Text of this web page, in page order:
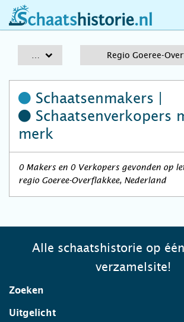
schaatshistorie.nl
Regio Goeree-
Schaatsenmakers |
Schaatsenverkopers
merk
0 Makers en 0 Verkopers gevonden op
regio Goeree-Overflakkee, Nederland
Alle schaatshistorie op
verzamelsite!
Zoeken
Uitgelicht